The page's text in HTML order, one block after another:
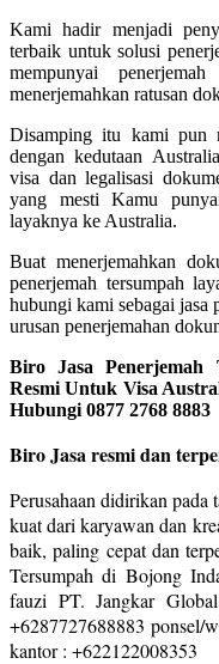
Kami hadir menjadi
terbaik untuk solusi
mempunyai
menerjemahkan ratusan
Disamping itu kami pun
dengan kedutaan
visa dan legalisasi
yang mesti Kamu
layaknya ke Australia.
Buat menerjemahkan
penerjemah tersumpah
hubungi kami sebagai jasa
urusan penerjemahan
Biro Jasa Penerjemah
Resmi Untuk Visa
Hubungi 0877 2768 8883
Biro Jasa resmi dan
Perusahaan didirikan
kuat dari karyawan dan
baik, paling cepat dan
Tersumpah di Bojong
fauzi PT. Jangkar
+6287727688883 ponsel/
kantor : +622122008353